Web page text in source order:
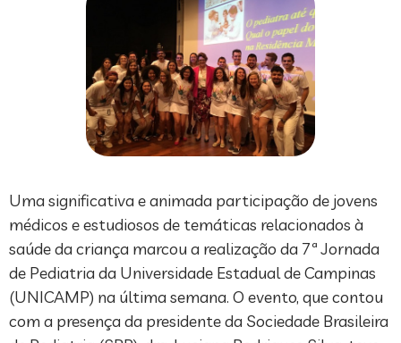
Uma significativa e animada participação de jovens
médicos e estudiosos de temáticas relacionados à
saúde da criança marcou a realização da 7ª Jornada
de Pediatria da Universidade Estadual de Campinas
(UNICAMP) na última semana. O evento, que contou
com a presença da presidente da Sociedade Brasileira